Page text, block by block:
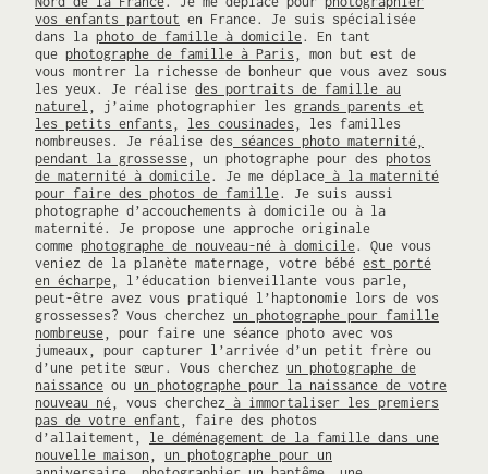
o
n
p
a
r
i
s
i
e
n
n
e
d
u
S
a
l
o
n
d
e
c
vos enfants partout en France. Je suis spécialisée
dans la photo de famille à domicile. En tant
que photographe de famille à Paris , mon but est de
vous montrer la richesse de bonheur que vous avez sous
les yeux. Je réalise des portraits de famille au
naturel , j’aime photographier les grands parents et
les petits enfants , les cousinades , les familles
nombreuses. Je réalise des séances photo maternité,
pendant la grossesse, un photographe pour des photos
de maternité à domicile. Je me déplace à la maternité
pour faire des photos de famille. Je suis aussi
photographe d’accouchements à domicile ou à la
maternité. Je propose une approche originale
comme photographe de nouveau-né à domicile. Que vous
veniez de la planète maternage, votre bébé est porté
en écharpe, l’éducation bienveillante vous parle,
peut-être avez vous pratiqué l’haptonomie lors de vos
grossesses? Vous cherchez un photographe pour famille
nombreuse, pour faire une séance photo avec vos
jumeaux, pour capturer l’arrivée d’un petit frère ou
d’une petite sœur. Vous cherchez un photographe de
naissance ou un photographe pour la naissance de votre
nouveau né, vous cherchez à immortaliser les premiers
pas de votre enfant , faire des photos
d’allaitement, le déménagement de la famille dans une
nouvelle maison , un photographe pour un